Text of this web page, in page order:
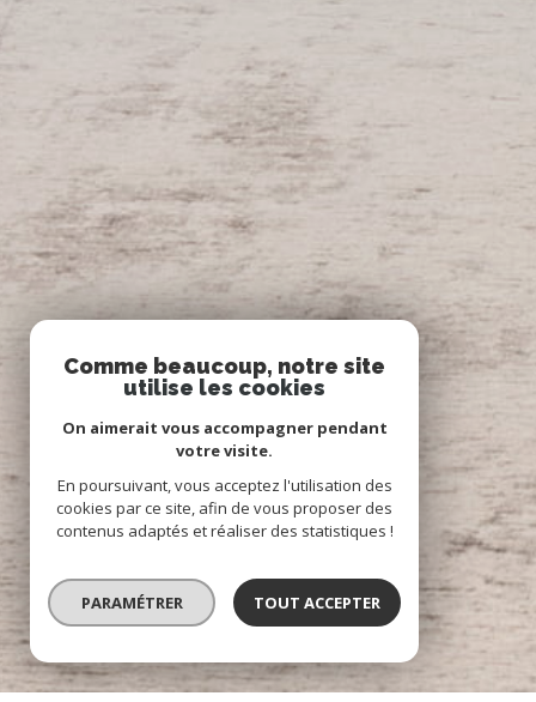
Comme beaucoup, notre site
utilise les cookies
On aimerait vous accompagner pendant
votre visite.
En poursuivant, vous acceptez l'utilisation des
cookies par ce site, afin de vous proposer des
contenus adaptés et réaliser des statistiques !
PARAMÉTRER TOUT ACCEPTER